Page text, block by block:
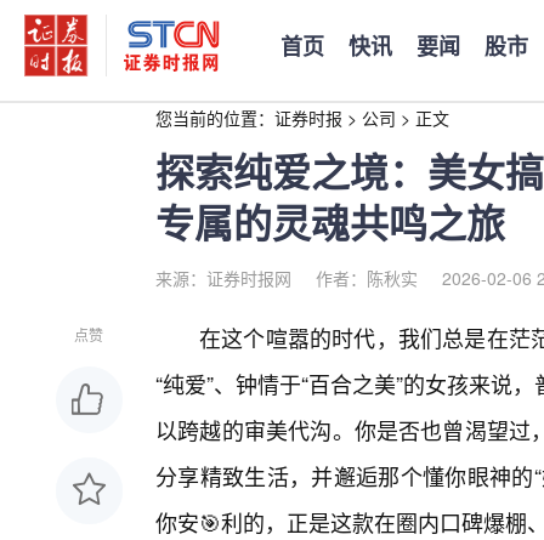
首页 快讯 要闻 股市
您当前的位置： 证券时报 > 公司 > 正文
探索纯爱之境：美女
专属的灵魂共鸣之旅
来源：证券时报网 作者：陈秋实 2026-02-06
点赞
在这个喧嚣的时代，我们总是在茫
“纯爱”、钟情于“百合之美”的女孩来说
以跨越的审美代沟。你是否也曾渴望
分享精致生活，并邂逅那个懂你眼神
你安🎯利的，正是这款在圈内口碑爆